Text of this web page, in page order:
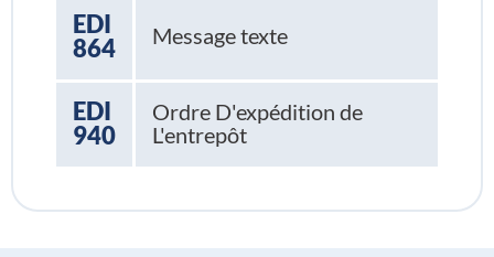
EDI
864
Message texte
EDI
940
Ordre D'expédition de
L'entrepôt